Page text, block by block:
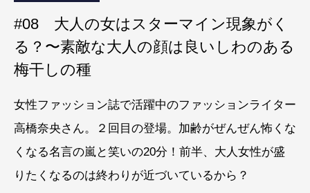
#08 大人の女はスターマイン現象がく
る？〜素敵な大人の顔は良いしわのある
梅干しの種
女性ファッション誌で活躍中のファッションライター
高橋奈央さん。２回目の登場。加齢がぜんぜん怖くな
くなる名言の嵐と笑いの20分！前半、大人女性が盛
りたくなるのは終わりが近づいているから？